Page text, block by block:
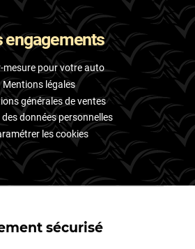
engagements
mesure pour votre auto
Mentions légales
générales de ventes
données personnelles
les cookies
sécurisé